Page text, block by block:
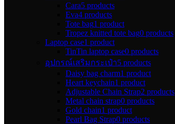
Cara5 products
Eva4 products
Tote bag1 product
Tropez knitted tote bag0 products
Laptop case1 product
TinTin laptop case0 products
อุปกรณ์เสริมกระเป๋า5 products
Daisy bag charm1 product
Heart keychain1 product
Adjustable Chain Strap2 products
Metal chain strap0 products
Gold chain1 product
Pearl Bag Strap0 products